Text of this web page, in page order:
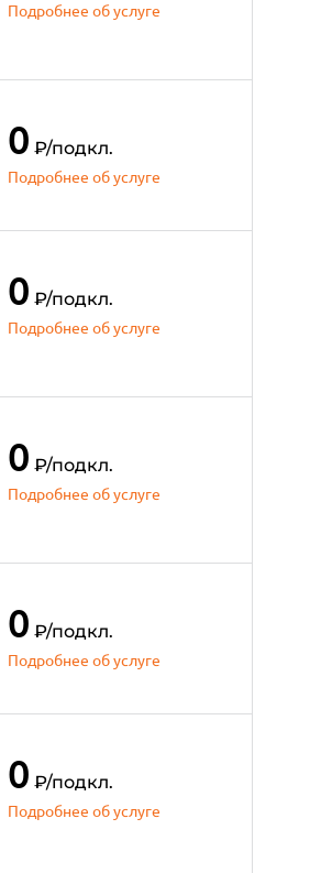
Подробнее об услуге
0 ₽/подкл.
Подробнее об услуге
0 ₽/подкл.
Подробнее об услуге
0 ₽/подкл.
Подробнее об услуге
0 ₽/подкл.
Подробнее об услуге
0 ₽/подкл.
Подробнее об услуге